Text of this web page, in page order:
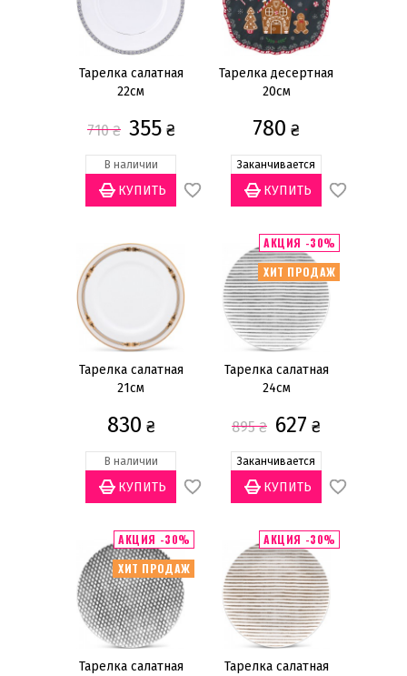
Тарелка салатная
22см
710₴ 355₴
В наличии
Тарелка десертная
20см
780 ₴
Заканчивается
Тарелка салатная
21см
830 ₴
В наличии
ХИТ ПРОДАЖ
АКЦИЯ -30%
Тарелка салатная
24см
895₴ 627 ₴
Заканчивается
ХИТ ПРОДАЖ
АКЦИЯ -30%
Тарелка салатная
АКЦИЯ -30%
Тарелка салатная